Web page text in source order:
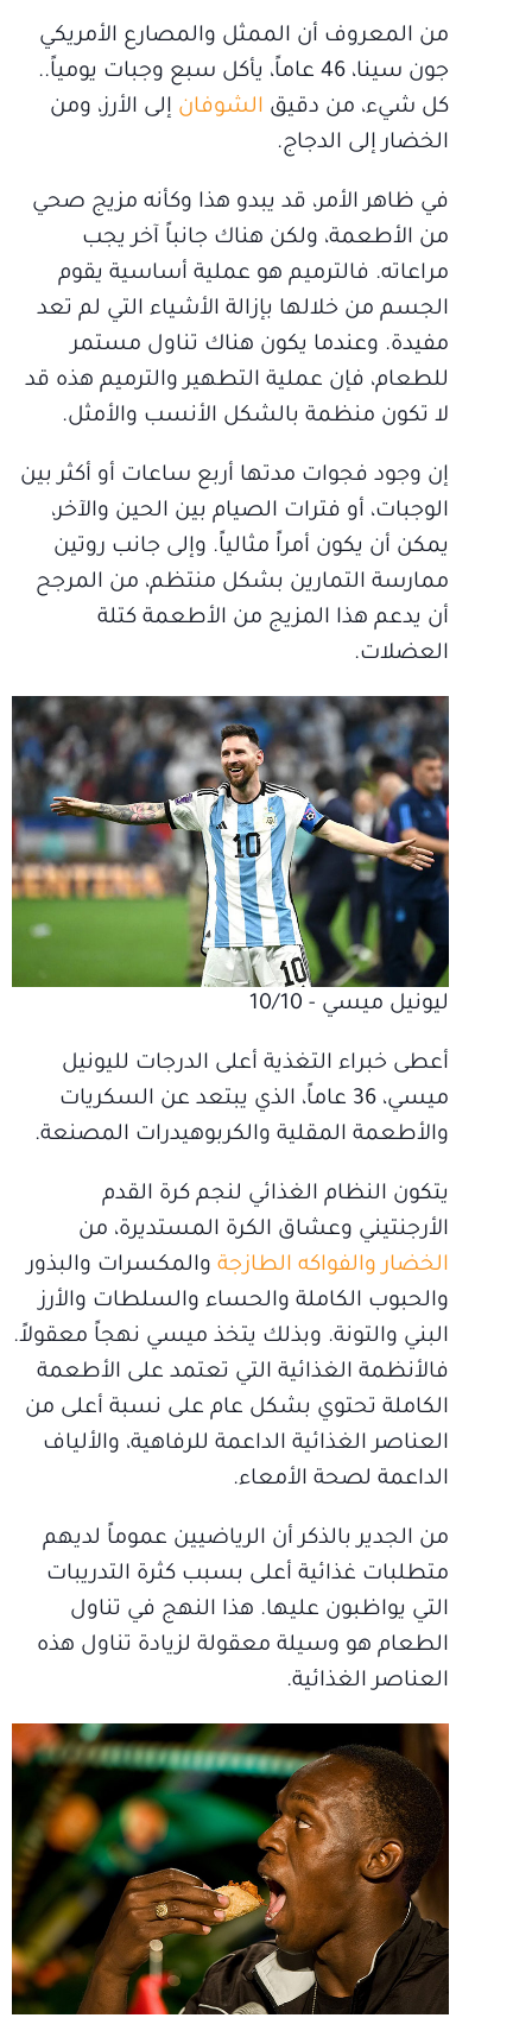
من المعروف أن الممثل والمصارع الأمريكي
جون سينا، 46 عاماً، يأكل سبع وجبات يومياً..
كل شيء، من دقيق الشوفان إلى الأرز، ومن
الخضار إلى الدجاج.
في ظاهر الأمر، قد يبدو هذا وكأنه مزيج صحي
من الأطعمة، ولكن هناك جانباً آخر يجب
مراعاته. فالترميم هو عملية أساسية يقوم
الجسم من خلالها بإزالة الأشياء التي لم تعد
مفيدة. وعندما يكون هناك تناول مستمر
للطعام، فإن عملية التطهير والترميم هذه قد
لا تكون منظمة بالشكل الأنسب والأمثل.
إن وجود فجوات مدتها أربع ساعات أو أكثر بين
الوجبات، أو فترات الصيام بين الحين والآخر،
يمكن أن يكون أمراً مثالياً. وإلى جانب روتين
ممارسة التمارين بشكل منتظم، من المرجح
أن يدعم هذا المزيج من الأطعمة كتلة
العضلات.
ليونيل ميسي - 10/10
أعطى خبراء التغذية أعلى الدرجات لليونيل
ميسي، 36 عاماً، الذي يبتعد عن السكريات
والأطعمة المقلية والكربوهيدرات المصنعة.
يتكون النظام الغذائي لنجم كرة القدم
الأرجنتيني وعشاق الكرة المستديرة، من
الخضار والفواكه الطازجة والمكسرات والبذور
والحبوب الكاملة والحساء والسلطات والأرز
البني والتونة. وبذلك يتخذ ميسي نهجاً معقولاً.
فالأنظمة الغذائية التي تعتمد على الأطعمة
الكاملة تحتوي بشكل عام على نسبة أعلى من
العناصر الغذائية الداعمة للرفاهية، والألياف
الداعمة لصحة الأمعاء.
من الجدير بالذكر أن الرياضيين عموماً لديهم
متطلبات غذائية أعلى بسبب كثرة التدريبات
التي يواظبون عليها. هذا النهج في تناول
الطعام هو وسيلة معقولة لزيادة تناول هذه
العناصر الغذائية.